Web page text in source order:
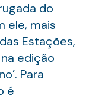
do
ele, mais
Estações,
edição
Para
é